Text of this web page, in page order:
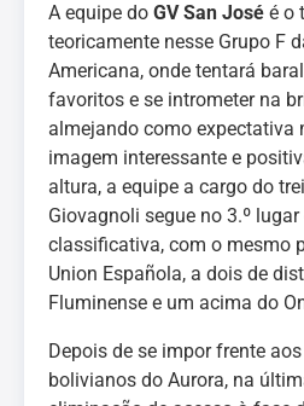
A equipe do GV San José é o
teoricamente nesse Grupo F
Americana, onde tentará
favoritos e se intrometer na
almejando como expectativa
imagem interessante e
altura, a equipe a cargo do
Giovagnoli segue no 3.º
classificativa, com o mesmo
Union Española, a dois de
Fluminense e um acima do
Depois de se impor frente
bolivianos do Aurora, na